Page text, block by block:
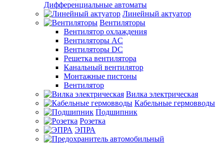
Дифференциальные автоматы
Линейный актуатор
Вентиляторы
Вентилятор охлаждения
Вентиляторы AC
Вентиляторы DC
Решетка вентилятора
Канальный вентилятор
Монтажные пистоны
Вентилятор
Вилка электрическая
Кабельные гермовводы
Подшипник
Розетка
ЭПРА